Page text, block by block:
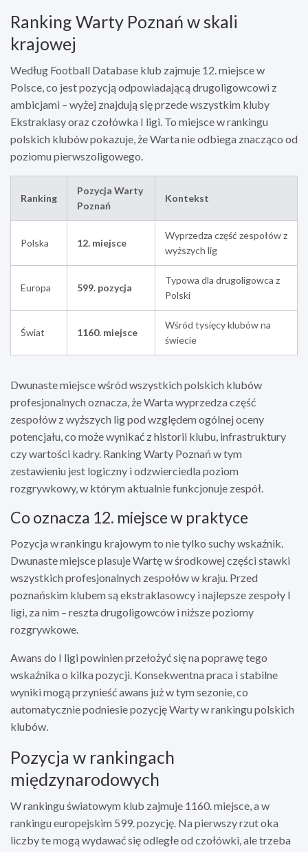
Ranking Warty Poznań w skali
krajowej
Według Football Database klub zajmuje 12. miejsce w
Polsce, co jest pozycją odpowiadającą drugoligowcowi z
ambicjami – wyżej znajdują się przede wszystkim kluby
Ekstraklasy oraz czołówka I ligi. To miejsce w rankingu
polskich klubów pokazuje, że Warta nie odbiega znacząco od
poziomu pierwszoligowego.
Ranking
Pozycja Warty
Poznań
Kontekst
Polska 12. miejsce
Wyprzedza część zespołów z
wyższych lig
Europa 599. pozycja
Typowa dla drugoligowca z
Polski
Świat 1160. miejsce
Wśród tysięcy klubów na
świecie
Dwunaste miejsce wśród wszystkich polskich klubów
profesjonalnych oznacza, że Warta wyprzedza część
zespołów z wyższych lig pod względem ogólnej oceny
potencjału, co może wynikać z historii klubu, infrastruktury
czy wartości kadry. Ranking Warty Poznań w tym
zestawieniu jest logiczny i odzwierciedla poziom
rozgrywkowy, w którym aktualnie funkcjonuje zespół.
Co oznacza 12. miejsce w praktyce
Pozycja w rankingu krajowym to nie tylko suchy wskaźnik.
Dwunaste miejsce plasuje Wartę w środkowej części stawki
wszystkich profesjonalnych zespołów w kraju. Przed
poznańskim klubem są ekstraklasowcy i najlepsze zespoły I
ligi, za nim – reszta drugoligowców i niższe poziomy
rozgrywkowe.
Awans do I ligi powinien przełożyć się na poprawę tego
wskaźnika o kilka pozycji. Konsekwentna praca i stabilne
wyniki mogą przynieść awans już w tym sezonie, co
automatycznie podniesie pozycję Warty w rankingu polskich
klubów.
Pozycja w rankingach
międzynarodowych
W rankingu światowym klub zajmuje 1160. miejsce, a w
rankingu europejskim 599. pozycję. Na pierwszy rzut oka
liczby te mogą wydawać się odległe od czołówki, ale trzeba